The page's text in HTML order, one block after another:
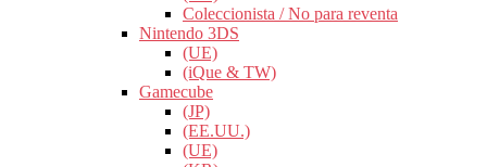
Coleccionista / No para reventa
Nintendo 3DS
(UE)
(iQue & TW)
Gamecube
(JP)
(EE.UU.)
(UE)